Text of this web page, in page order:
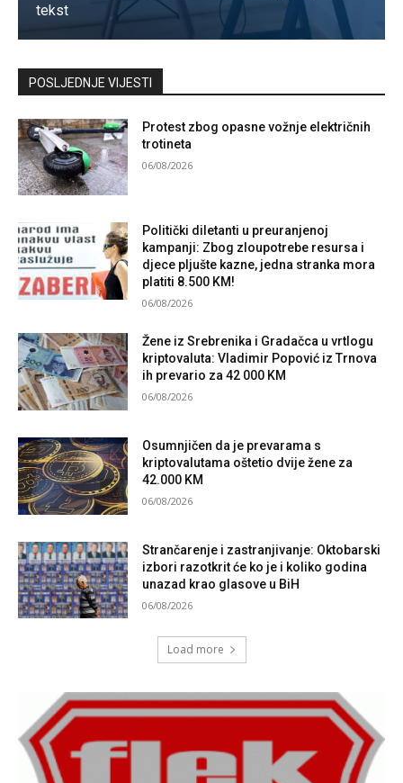
tekst
Kontaktirajte nas
POSLJEDNJE VIJESTI
Protest zbog opasne vožnje električnih
trotineta
06/08/2026
Politički diletanti u preuranjenoj
kampanji: Zbog zloupotrebe resursa i
djece pljušte kazne, jedna stranka mora
platiti 8.500 KM!
06/08/2026
Žene iz Srebrenika i Gradačca u vrtlogu
kriptovaluta: Vladimir Popović iz Trnova
ih prevario za 42 000 KM
06/08/2026
Osumnjičen da je prevarama s
kriptovalutama oštetio dvije žene za
42.000 KM
06/08/2026
Strančarenje i zastranjivanje: Oktobarski
izbori razotkrit će ko je i koliko godina
unazad krao glasove u BiH
06/08/2026
Load more